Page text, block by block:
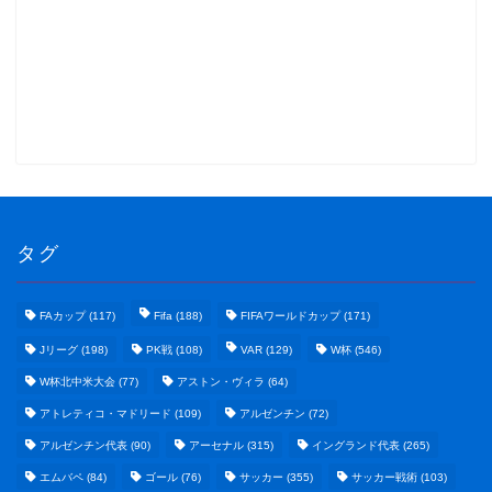
タグ
FAカップ(117) Fifa (188) FIFAワールドカップ(171)
Jリーグ (198) PK戦 (108) VAR (129) W杯 (546)
W杯北中米大会 (77) アストン・ヴィラ (64)
アトレティコ・マドリード (109) アルゼンチン (72)
アルゼンチン代表 (90) アーセナル (315) イングランド代表 (265)
エムバペ (84) ゴール (76) サッカー (355) サッカー戦術 (103)